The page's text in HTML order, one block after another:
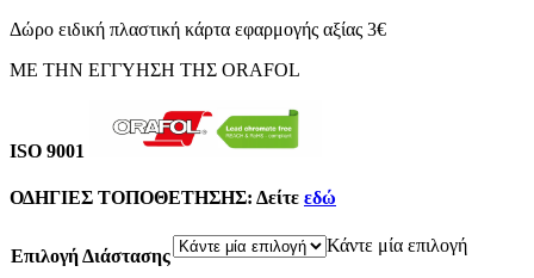
Δώρο ειδική πλαστική κάρτα εφαρμογής αξίας 3€
ΜΕ ΤΗΝ ΕΓΓΥΗΣΗ ΤΗΣ ORAFOL
ISO 9001
ΟΔΗΓΙΕΣ ΤΟΠΟΘΕΤΗΣΗΣ: Δείτε εδώ
Επιλογή Διάστασης
Κάντε μία επιλογή